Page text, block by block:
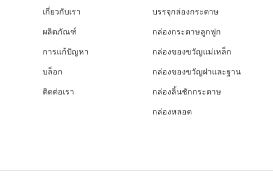
เกี่ยวกับเรา
ผลิตภัณฑ์
การแก้ปัญหา
บล็อก
ติดต่อเรา
บรรจุกล่องกระดาษ
กล่องกระดาษลูกฟูก
กล่องของขวัญแม่เหล็ก
กล่องของขวัญฝาและฐาน
กล่องลิ้นชักกระดาษ
กล่องหลอด